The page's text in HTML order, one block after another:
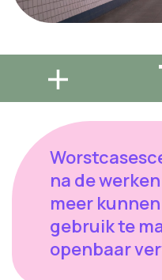
na de
meer
gebruik te
openbaar